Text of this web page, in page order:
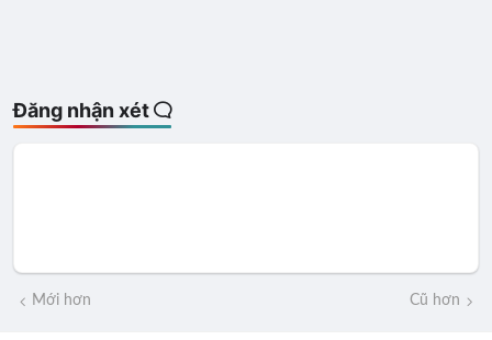
Đăng nhận xét
Mới hơn Cũ hơn